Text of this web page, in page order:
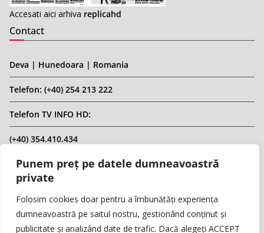
Punem preț pe datele dumneavoastră
private
Folosim cookies doar pentru a îmbunătăți experiența
dumneavoastră pe saitul nostru, gestionând conținut și
publicitate și analizând date de trafic. Dacă alegeți ACCEPT
Accesati aici arhiva replicahd
Contact
Deva | Hunedoara | Romania
Telefon: (+40) 254 213 222
Telefon TV INFO HD:
(+40) 354.410.434
Email: infohd20@gmail.com
Website: www.replicahd.ro